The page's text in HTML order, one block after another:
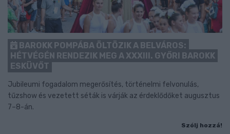
BAROKK POMPÁBA ÖLTÖZIK A BELVÁROS:
HÉTVÉGÉN RENDEZIK MEG A XXXIII. GYŐRI BAROKK
ESKÜVŐT
Jubileumi fogadalom megerősítés, történelmi felvonulás,
tűzshow és vezetett séták is várják az érdeklődőket augusztus
7–8-án.
Szólj hozzá!